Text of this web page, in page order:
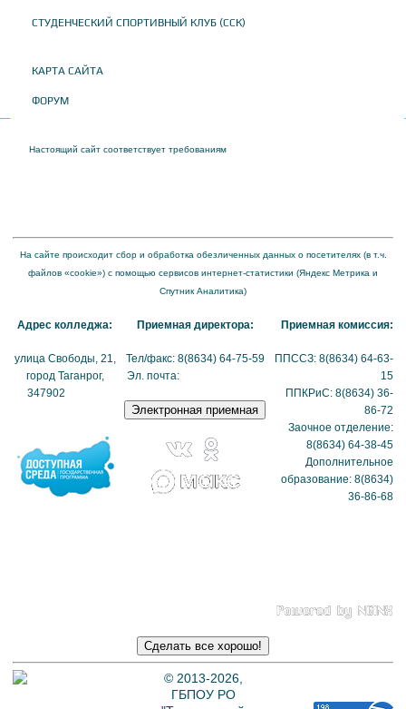
СТУДЕНЧЕСКИЙ СПОРТИВНЫЙ КЛУБ (ССК)
КАРТА САЙТА
ФОРУМ
Настоящий сайт соответствует требованиям
На сайте происходит сбор и обработка обезличенных данных о посетителях (в т.ч.
файлов «cookie») с помощью сервисов интернет-статистики (Яндекс Метрика и
Спутник Аналитика)
Адрес колледжа:
улица Свободы, 21,
город Таганрог,
347902
Приемная директора:
Тел/факс: 8(8634) 64-75-59
Эл. почта:
Приемная комиссия:
ППССЗ: 8(8634) 64-63-
15
ППКРиС: 8(8634) 36-
86-72
Заочное отделение:
8(8634) 64-38-45
Дополнительное
образование: 8(8634)
36-86-68
© 2013-2026,
ГБПОУ РО